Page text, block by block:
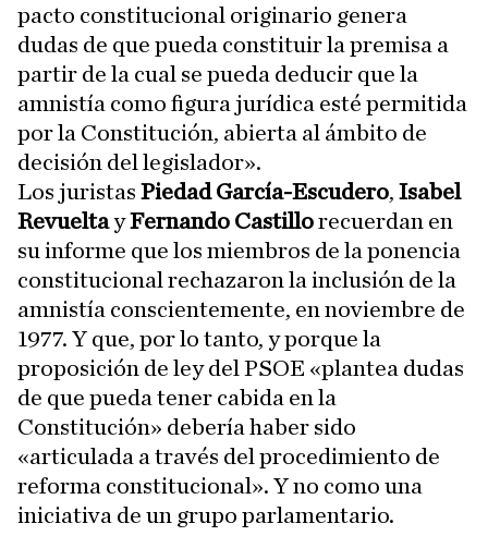
pacto constitucional originario genera
dudas de que pueda constituir la premisa a
partir de la cual se pueda deducir que la
amnistía como figura jurídica esté permitida
por la Constitución, abierta al ámbito de
decisión del legislador».
Los juristas Piedad García-Escudero, Isabel
RevueltayFernando Castillorecuerdan en
su informe que los miembros de la ponencia
constitucional rechazaron la inclusión de la
amnistía conscientemente, en noviembre de
1977. Y que, por lo tanto, y porque la
proposición de ley del PSOE «plantea dudas
de que pueda tener cabida en la
Constitución» debería haber sido
«articulada a través del procedimiento de
reforma constitucional». Y no como una
iniciativa de un grupo parlamentario.